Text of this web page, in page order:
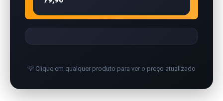
💡 Clique em qualquer produto para ver o preço atualizado